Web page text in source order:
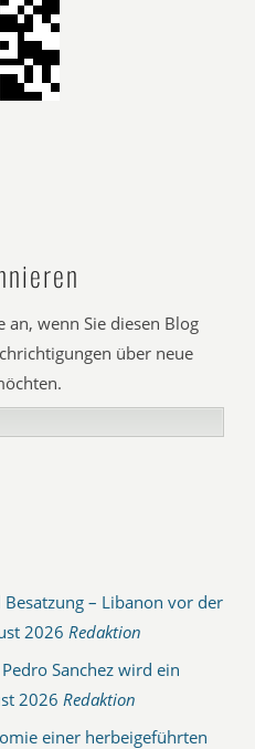
an, wenn Sie diesen Blog
über neue
– Libanon vor der
2026 Redaktion
Sanchez wird ein
2026 Redaktion
einer herbeigeführten